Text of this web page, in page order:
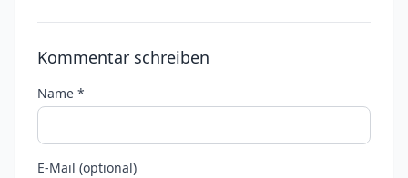
Kommentar schreiben
Name *
E-Mail (optional)